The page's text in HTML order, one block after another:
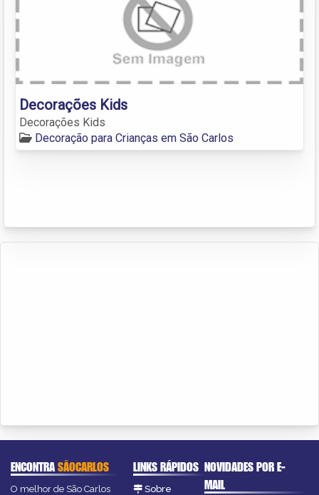
Decorações Kids
Decorações Kids
Decoração para Crianças em São Carlos
ENCONTRASÃOCARLOS
O melhor de São Carlos
LINKS RÁPIDOS
Sobre
NOVIDADES POR E-
MAIL